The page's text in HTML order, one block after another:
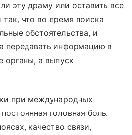
эту драму или оставить все
что во время поиска
обстоятельства, и
передавать информацию в
органы, а выпуск
при международных
головная боль.
качество связи,